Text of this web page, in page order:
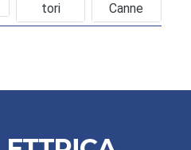
Tori
Canne